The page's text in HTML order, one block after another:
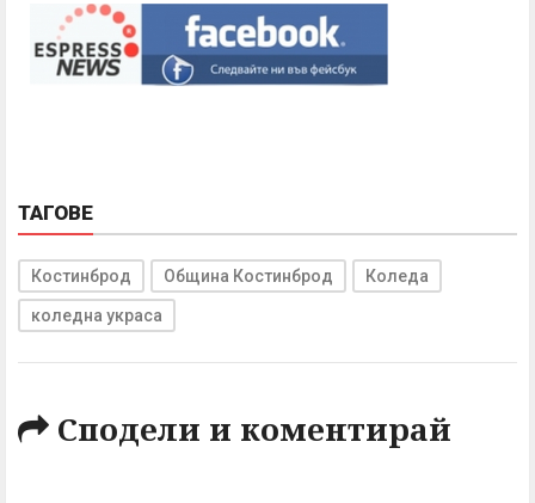
ТАГОВЕ
Костинброд Община Костинброд Коледа
коледна украса
Сподели и коментирай